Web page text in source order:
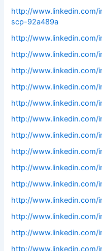
http://
scp-92a489a
http://www.linkedin.com/
http://www.linkedin.com/
http://www.linkedin.com/
http://www.linkedin.com/
http://www.linkedin.com/
http://www.linkedin.com/
http://www.linkedin.com/
http://www.linkedin.com/
http://www.linkedin.com/
http://www.linkedin.com/
http://www.linkedin.com/
http://www.linkedin.com/
http://www.linkedin.com/
http://www.linkedin.com/